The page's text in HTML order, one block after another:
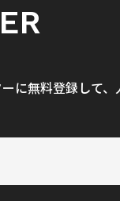
に無料登録して